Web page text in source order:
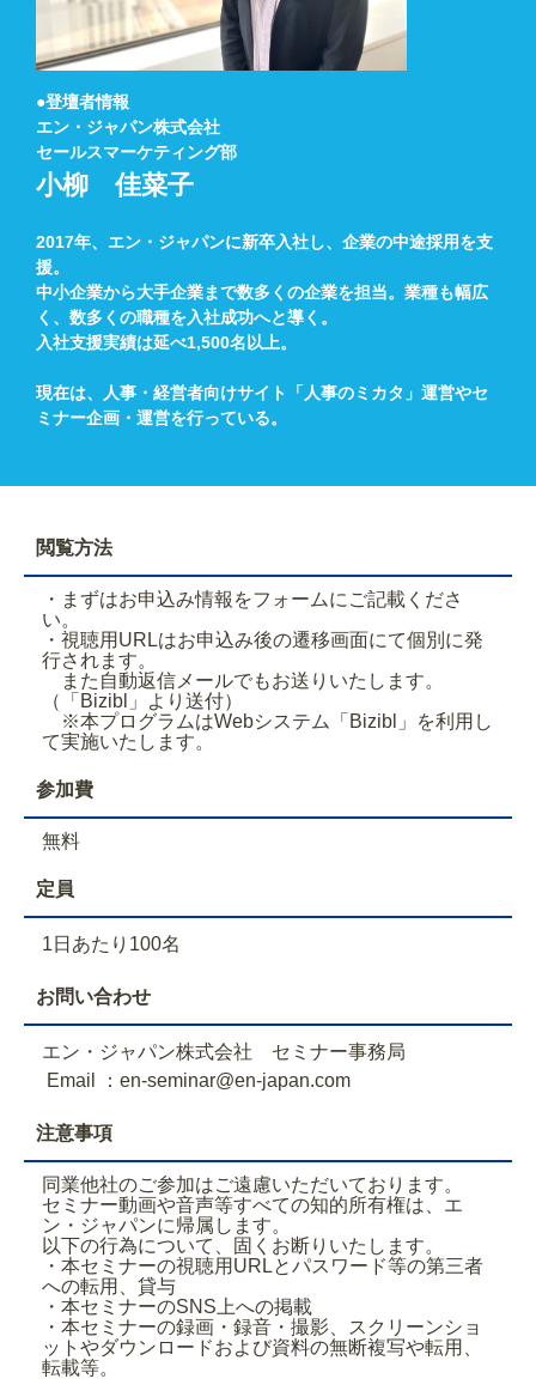
●登壇者情報
エン・ジャパン株式会社
セールスマーケティング部
小柳 佳菜子
2017年、エン・ジャパンに新卒入社し、企業の中途採用を支
援。
中小企業から大手企業まで数多くの企業を担当。業種も幅広
く、数多くの職種を入社成功へと導く。
入社支援実績は延べ1,500名以上。
現在は、人事・経営者向けサイト「人事のミカタ」運営やセ
ミナー企画・運営を行っている。
閲覧方法
・まずはお申込み情報をフォームにご記載くださ
い。
・視聴用URLはお申込み後の遷移画面にて個別に発
行されます。
また自動返信メールでもお送りいたします。
（「Bizibl」より送付）
※本プログラムはWebシステム「Bizibl」を利用し
て実施いたします。
参加費
無料
定員
1日あたり100名
お問い合わせ
エン・ジャパン株式会社 セミナー事務局
Email ：en-seminar@en-japan.com
注意事項
同業他社のご参加はご遠慮いただいております。
セミナー動画や音声等すべての知的所有権は、エ
ン・ジャパンに帰属します。
以下の行為について、固くお断りいたします。
・本セミナーの視聴用URLとパスワード等の第三者
への転用、貸与
・本セミナーのSNS上への掲載
・本セミナーの録画・録音・撮影、スクリーンショ
ットやダウンロードおよび資料の無断複写や転用、
転載等。